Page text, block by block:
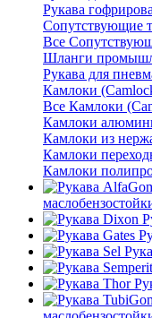
Рукава
Сопутствующие
Все
Шланги
Рукава для
Камлоки
Все Камлоки
Камлоки
Камлоки из
Камлоки
Камлоки